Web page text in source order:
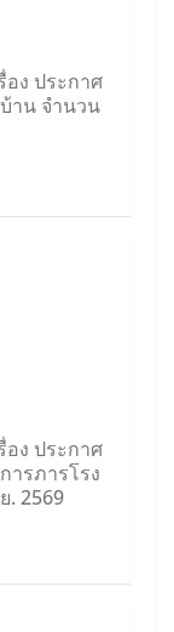
อง ประกาศ
าน จำนวน
อง ประกาศ
ารภารโรง
. 2569